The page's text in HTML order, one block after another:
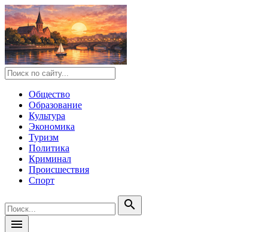
Общество
Образование
Культура
Экономика
Туризм
Политика
Криминал
Происшествия
Спорт
search
menu